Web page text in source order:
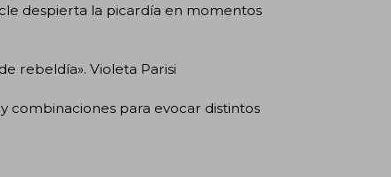
despierta la picardía en momentos
rebeldía». Violeta Parisi
combinaciones para evocar distintos